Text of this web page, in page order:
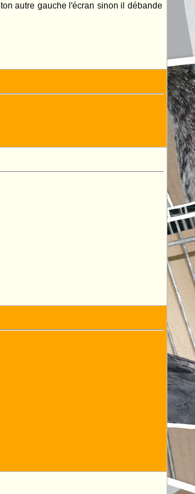
ton autre gauche l'écran sinon il débande